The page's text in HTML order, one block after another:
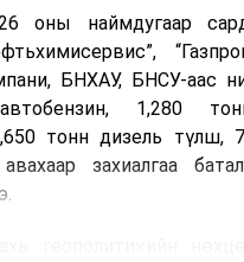
оны наймдугаар
БНХАУ, БНСУ-аас
1,280
тонн дизель түлш,
захиалгаа